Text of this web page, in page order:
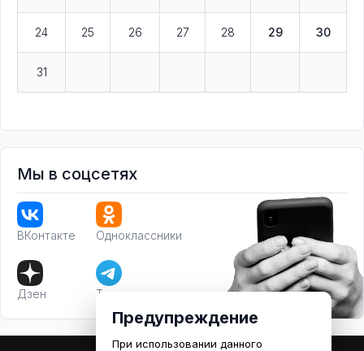
24 25 26 27 28 29 30
31
Мы в соцсетях
ВКонтакте Одноклассники
Дзен Телеграм
Предупреждение
При использовании данного